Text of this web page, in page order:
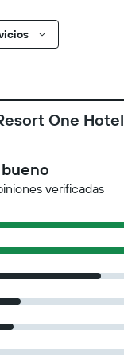
One Hotel
verificadas